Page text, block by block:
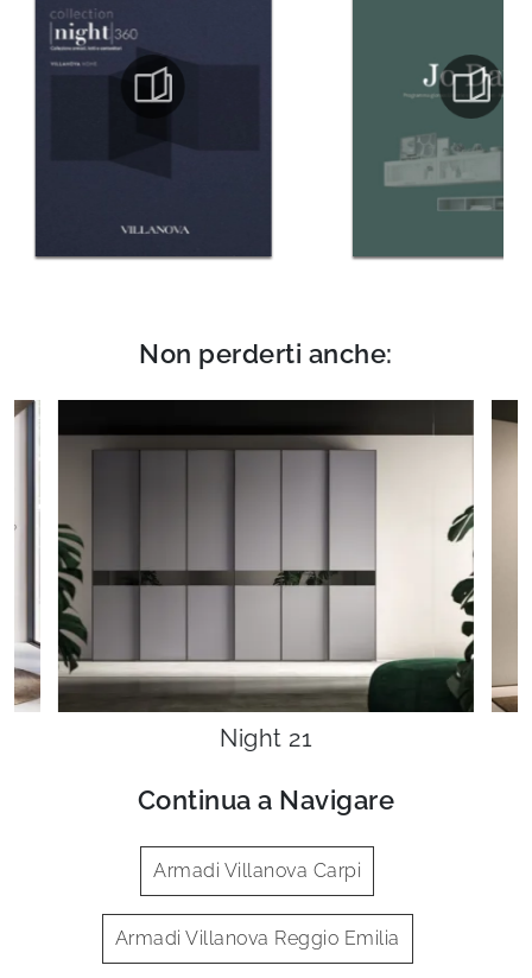
Non perderti anche:
Night 21
Continua a Navigare
Armadi Villanova Carpi
Armadi Villanova Reggio Emilia